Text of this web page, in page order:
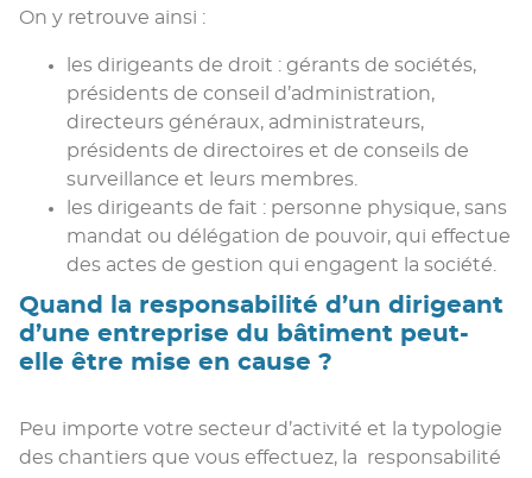
On y retrouve ainsi :
les dirigeants de droit : gérants de sociétés,
présidents de conseil d’administration,
directeurs généraux, administrateurs,
présidents de directoires et de conseils de
surveillance et leurs membres.
les dirigeants de fait : personne physique, sans
mandat ou délégation de pouvoir, qui effectue
des actes de gestion qui engagent la société.
Quand la responsabilité d’un dirigeant
d’une entreprise du bâtiment peut-
elle être mise en cause ?
Peu importe votre secteur d’activité et la typologie
des chantiers que vous effectuez, la responsabilité